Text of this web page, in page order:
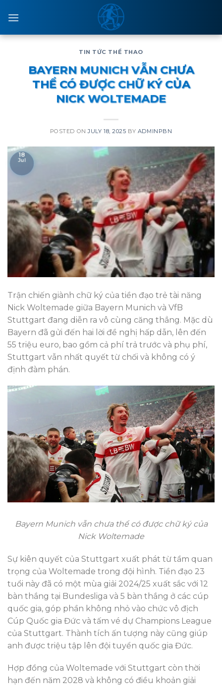
TIN TỨC THỂ THAO
BAYERN MUNICH VẪN CHƯA
THỂ CÓ ĐƯỢC CHỮ KÝ CỦA
NICK WOLTEMADE
POSTED ONJULY 18, 2025 BY ADMINPBN
18
Jul
Trận chiến giành chữ ký của tiền đạo trẻ tài năng
Nick Woltemade giữa Bayern Munich và VfB
Stuttgart đang diễn ra vô cùng căng thẳng. Mặc dù
Bayern đã gửi đến hai lời đề nghị hấp dẫn, lên đến
55 triệu euro, bao gồm cả phí trả trước và phụ phí,
Stuttgart vẫn nhất quyết từ chối và không có ý
định đàm phán.
Bayern Munich vẫn chưa thể có được chữ ký của
Nick Woltemade
Sự kiên quyết của Stuttgart xuất phát từ tầm quan
trọng của Woltemade trong đội hình. Tiền đạo 23
tuổi này đã có một mùa giải 2024/25 xuất sắc với 12
bàn thắng tại Bundesliga và 5 bàn thắng ở các cúp
quốc gia, góp phần không nhỏ vào chức vô địch
Cúp Quốc gia Đức và tấm vé dự Champions League
của Stuttgart. Thành tích ấn tượng này cũng giúp
anh được triệu tập lên đội tuyển quốc gia Đức.
Hợp đồng của Woltemade với Stuttgart còn thời
hạn đến năm 2028 và không có điều khoản giải